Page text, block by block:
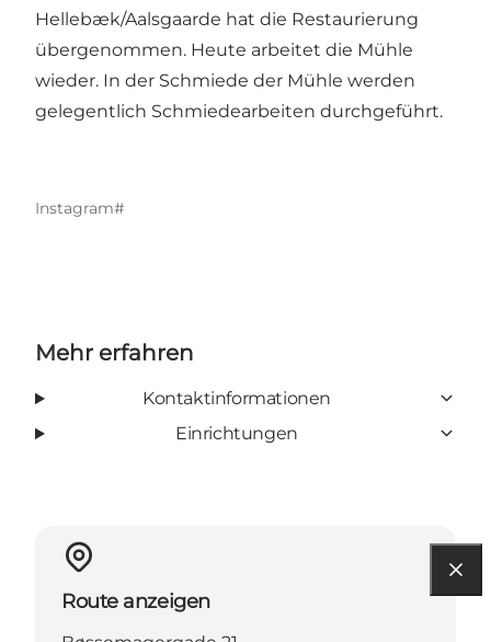
Hellebæk/Aalsgaarde hat die Restaurierung
übergenommen. Heute arbeitet die Mühle
wieder. In der Schmiede der Mühle werden
gelegentlich Schmiedearbeiten durchgeführt.
Instagram#
Mehr erfahren
Kontaktinformationen
Einrichtungen
Route anzeigen